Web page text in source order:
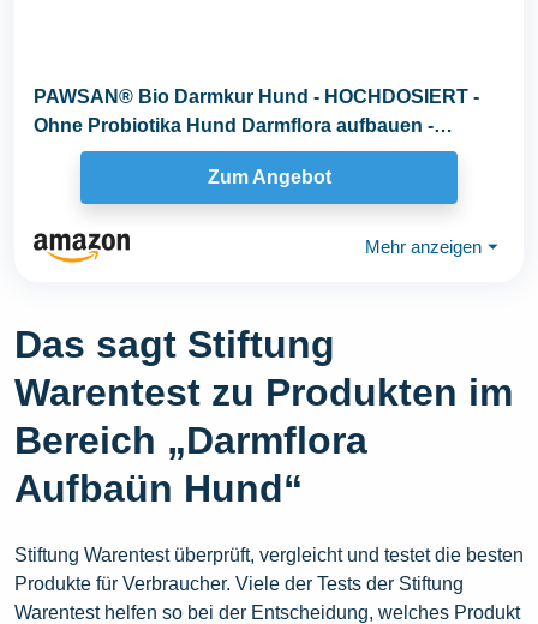
PAWSAN® Bio Darmkur Hund - HOCHDOSIERT -
Ohne Probiotika Hund Darmflora aufbauen -
pflanzliche Gras...
Zum Angebot
Mehr anzeigen ⏷
Das sagt Stiftung
Warentest zu Produkten im
Bereich „Darmflora
Aufbaün Hund“
Stiftung Warentest überprüft, vergleicht und testet die besten
Produkte für Verbraucher. Viele der Tests der Stiftung
Warentest helfen so bei der Entscheidung, welches Produkt